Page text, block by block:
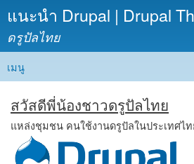
แนะนำ Drupal | Drupal
ดรูปัลไทย
Main menu
เมนู
สวัสดีพี่น้องชาวดรูปัลไทย
แหล่งชุมชน คนใช้งานดรูปัลในประเทศไท